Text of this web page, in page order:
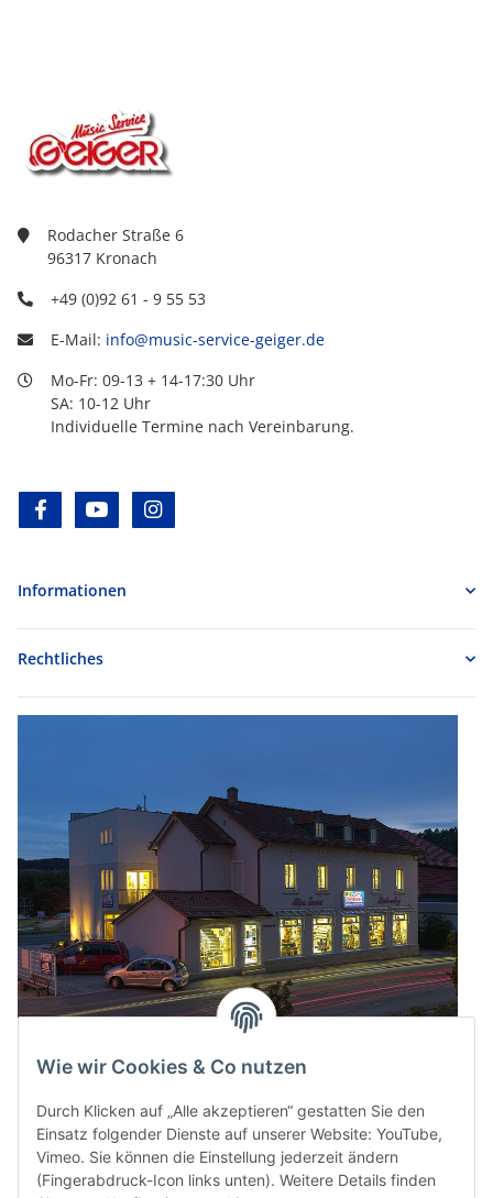
Wie wir Cookies & Co nutzen
Durch Klicken auf „Alle akzeptieren“ gestatten Sie den
Einsatz folgender Dienste auf unserer Website: YouTube,
Vimeo. Sie können die Einstellung jederzeit ändern
(Fingerabdruck-Icon links unten). Weitere Details finden
Rodacher Straße 6
96317 Kronach
+49 (0)92 61 - 9 55 53
E-Mail: info@music-service-geiger.de
Mo-Fr: 09-13 + 14-17:30 Uhr
SA: 10-12 Uhr
Individuelle Termine nach Vereinbarung.
facebookyoutube
Informationen
Rechtliches